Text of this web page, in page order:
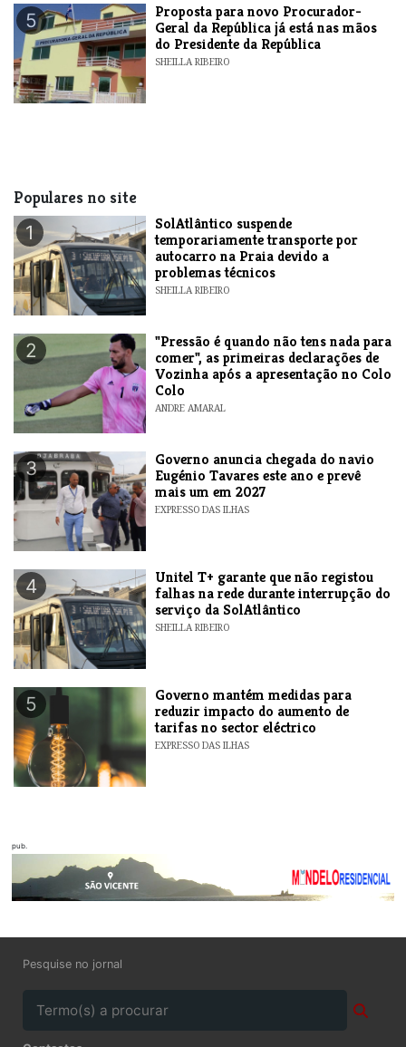
5
Proposta para novo Procurador-
Geral da República já está nas mãos
do Presidente da República
SHEILLA RIBEIRO
Populares no site
1
SolAtlântico suspende
temporariamente transporte por
autocarro na Praia devido a
problemas técnicos
SHEILLA RIBEIRO
2
"Pressão é quando não tens nada para
comer", as primeiras declarações de
Vozinha após a apresentação no Colo
Colo
ANDRE AMARAL
3
Governo anuncia chegada do navio
Eugénio Tavares este ano e prevê
mais um em 2027
EXPRESSO DAS ILHAS
4
Unitel T+ garante que não registou
falhas na rede durante interrupção do
serviço da SolAtlântico
SHEILLA RIBEIRO
5
Governo mantém medidas para
reduzir impacto do aumento de
tarifas no sector eléctrico
EXPRESSO DAS ILHAS
pub.
Pesquise no jornal